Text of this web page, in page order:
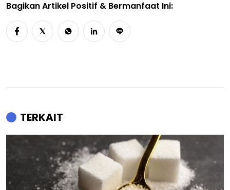
Bagikan Artikel Positif & Bermanfaat Ini:
TERKAIT